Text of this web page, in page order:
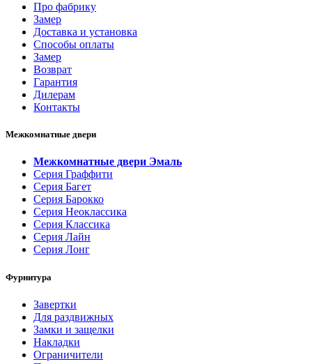
Про фабрику
Замер
Доставка и установка
Способы оплаты
Замер
Возврат
Гарантия
Дилерам
Контакты
Межкомнатные двери
Межкомнатные двери Эмаль
Серия Граффити
Серия Багет
Серия Барокко
Серия Неоклассика
Серия Классика
Серия Лайн
Серия Лонг
Фурнитура
Завертки
Для раздвижных
Замки и защелки
Накладки
Ограничители